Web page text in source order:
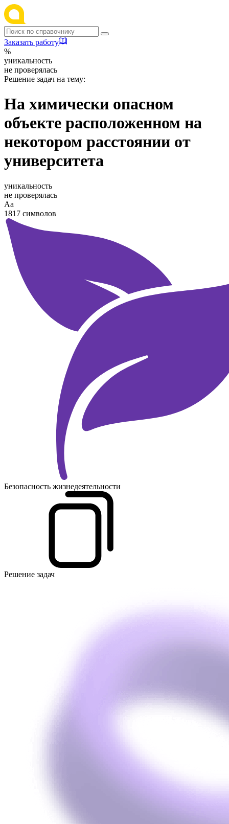
Заказать работу
%
уникальность
не проверялась
Решение задач на тему:
На химически опасном
объекте расположенном на
некотором расстоянии от
университета
уникальность
не проверялась
Аа
1817 символов
Безопасность жизнедеятельности
Решение задач